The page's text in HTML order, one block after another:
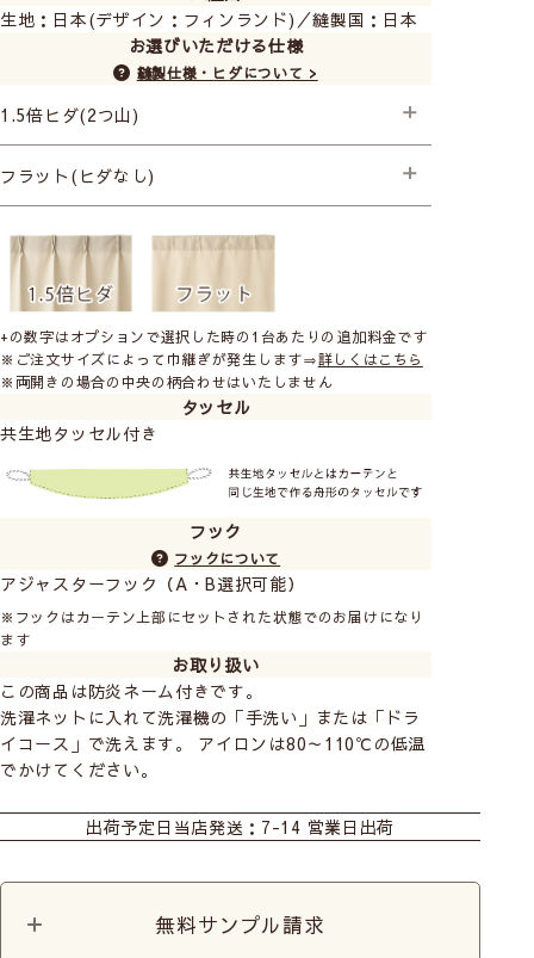
北欧デザインは気に入っているんだけど機能性がなくて
使いづらいな～と悩んでいた方必見です！
合わせて遮光生地でプリントしました。
ポリエルテル生地なので汚れたら簡単に自宅の洗濯機で
じゃぶじゃぶ洗えます。
しかも安心の防炎加工つきです。
ストライプとスクエアが組み合わされたモダンな印象の
カーテンはお部屋の様々な場所にお使いいただけます。
生地：日本(デザイン：フィンランド)／縫製国：日本
お選びいただける仕様
縫製仕様・ヒダについて >
1.5倍ヒダ(2つ山)
├プレミアム縫製
フラット(ヒダなし)
├プレミアム縫製
+の数字はオプションで選択した時の1台あたりの追加料金です
※ご注文サイズによって巾継ぎが発生します⇒詳しくはこちら
※両開きの場合の中央の柄合わせはいたしません
タッセル
共生地タッセル付き
フック
フックについて
アジャスターフック（A・B選択可能）
※フックはカーテン上部にセットされた状態でのお届けになり
ます
お取り扱い
この商品は防炎ネーム付きです。
洗濯ネットに入れて洗濯機の「手洗い」または「ドラ
イコース」で洗えます。 アイロンは80～110℃の低温
でかけてください。
出荷予定日 当店発送：7-14 営業日出荷
無料サンプル請求